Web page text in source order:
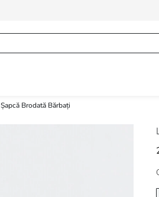
Șapcă Brodată Bărbați